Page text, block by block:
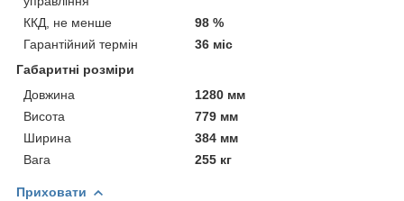
ККД, не менше
98 %
Гарантійний термін
36 міс
Габаритні розміри
Довжина
1280 мм
Висота
779 мм
Ширина
384 мм
Вага
255 кг
Приховати